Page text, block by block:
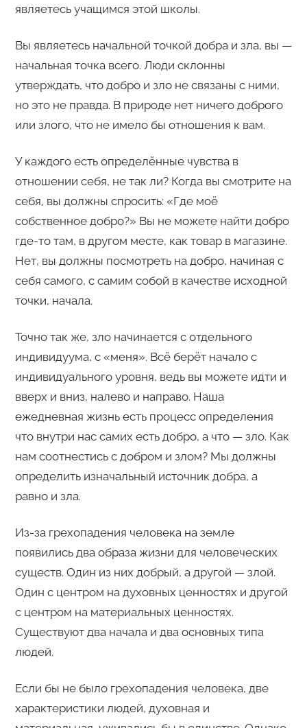
являетесь учащимся этой школы.
Вы являетесь начальной точкой добра и зла, вы —
начальная точка всего. Люди склонны
утверждать, что добро и зло не связаны с ними,
но это не правда. В природе нет ничего доброго
или злого, что не имело бы отношения к вам.
У каждого есть определённые чувства в
отношении себя, не так ли? Когда вы смотрите на
себя, вы должны спросить: «Где моё
собственное добро?» Вы не можете найти добро
где-то там, в другом месте, как товар в магазине.
Нет, вы должны посмотреть на добро, начиная с
себя самого, с самим собой в качестве исходной
точки, начала.
Точно так же, зло начинается с отдельного
индивидуума, с «меня». Всё берёт начало с
индивидуального уровня, ведь вы можете идти и
вверх и вниз, налево и направо. Наша
ежедневная жизнь есть процесс определения
что внутри нас самих есть добро, а что — зло. Как
нам соотнестись с добром и злом? Мы должны
определить изначальный источник добра, а
равно и зла.
Из-за грехопадения человека на земле
появились два образа жизни для человеческих
существ. Один из них добрый, а другой — злой.
Один с центром на духовных ценностях и другой
с центром на материальных ценностях.
Существуют два начала и два основных типа
людей.
Если бы не было грехопадения человека, две
характеристики людей, духовная и